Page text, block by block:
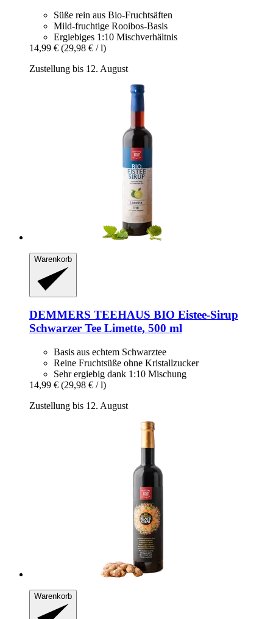
Süße rein aus Bio-Fruchtsäften
Mild-fruchtige Rooibos-Basis
Ergiebiges 1:10 Mischverhältnis
14,99 € (29,98 € / l)
Zustellung bis 12. August
Warenkorb
DEMMERS TEEHAUS BIO Eistee-​Sirup
Schwarzer Tee Limette, 500 ml
Basis aus echtem Schwarztee
Reine Fruchtsüße ohne Kristallzucker
Sehr ergiebig dank 1:10 Mischung
14,99 € (29,98 € / l)
Zustellung bis 12. August
Warenkorb